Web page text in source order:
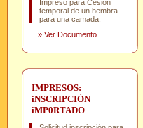
Impreso para Cesión
temporal de un hembra
para una camada.
» Ver Documento
IMPRESOS:
iNSCRIPCIÓN
iMP0RTADO